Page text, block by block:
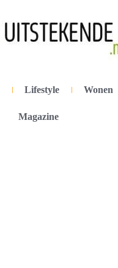
Lifestyle Wonen
Magazine